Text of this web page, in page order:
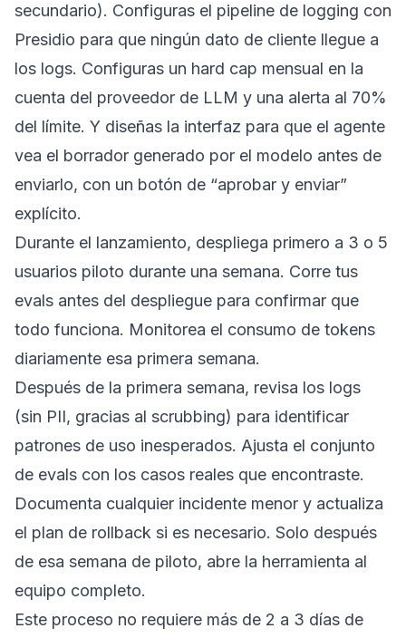
secundario). Configuras el pipeline de logging con
Presidio para que ningún dato de cliente llegue a
los logs. Configuras un hard cap mensual en la
cuenta del proveedor de LLM y una alerta al 70%
del límite. Y diseñas la interfaz para que el agente
vea el borrador generado por el modelo antes de
enviarlo, con un botón de “aprobar y enviar”
explícito.
Durante el lanzamiento, despliega primero a 3 o 5
usuarios piloto durante una semana. Corre tus
evals antes del despliegue para confirmar que
todo funciona. Monitorea el consumo de tokens
diariamente esa primera semana.
Después de la primera semana, revisa los logs
(sin PII, gracias al scrubbing) para identificar
patrones de uso inesperados. Ajusta el conjunto
de evals con los casos reales que encontraste.
Documenta cualquier incidente menor y actualiza
el plan de rollback si es necesario. Solo después
de esa semana de piloto, abre la herramienta al
equipo completo.
Este proceso no requiere más de 2 a 3 días de